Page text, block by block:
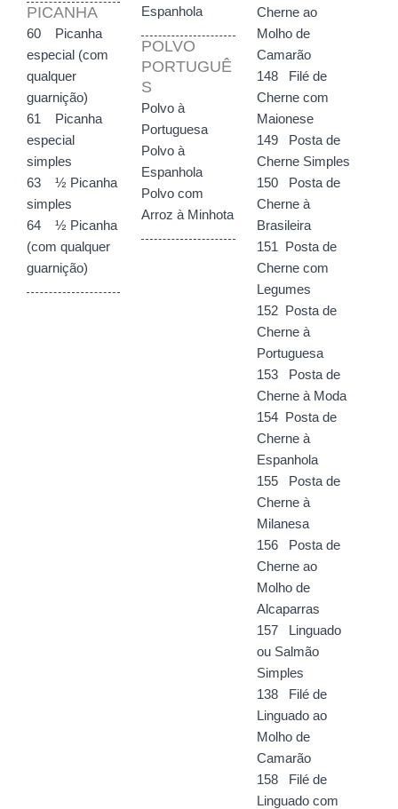
PICANHA
60 Picanha
especial (com
qualquer
guarnição)
61 Picanha
especial
simples
63 ½ Picanha
simples
64 ½ Picanha
(com qualquer
guarnição)
Espanhola
POLVO
PORTUGUÊ
S
Polvo à
Portuguesa
Polvo à
Espanhola
Polvo com
Arroz à Minhota
Cherne ao
Molho de
Camarão
148 Filé de
Cherne com
Maionese
149 Posta de
Cherne Simples
150 Posta de
Cherne à
Brasileira
151 Posta de
Cherne com
Legumes
152 Posta de
Cherne à
Portuguesa
153 Posta de
Cherne à Moda
154 Posta de
Cherne à
Espanhola
155 Posta de
Cherne à
Milanesa
156 Posta de
Cherne ao
Molho de
Alcaparras
157 Linguado
ou Salmão
Simples
138 Filé de
Linguado ao
Molho de
Camarão
158 Filé de
Linguado com